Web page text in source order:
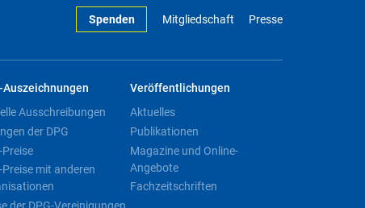
Spenden Mitgliedschaft Presse
Auszeichnungen
Ausschreibungen
der DPG
Preise
Preise mit anderen
Veröffentlichungen
Aktuelles
Publikationen
Magazine und Online-
Angebote
Fachzeitschriften